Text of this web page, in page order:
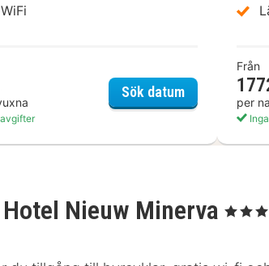
Sök datumHotel Ibis
Från
per
Nieuw Minerva , 3 Stjärnor